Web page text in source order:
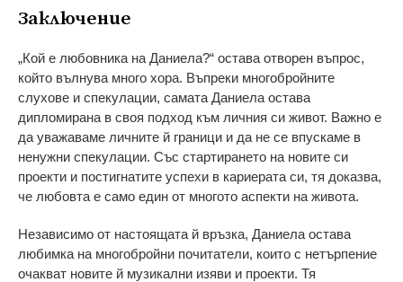
Заключение
„Кой е любовника на Даниела?“ остава отворен въпрос,
който вълнува много хора. Въпреки многобройните
слухове и спекулации, самата Даниела остава
дипломирана в своя подход към личния си живот. Важно е
да уважаваме личните й граници и да не се впускаме в
ненужни спекулации. Със стартирането на новите си
проекти и постигнатите успехи в кариерата си, тя доказва,
че любовта е само един от многото аспекти на живота.
Независимо от настоящата й връзка, Даниела остава
любимка на многобройни почитатели, които с нетърпение
очакват новите й музикални изяви и проекти. Тя